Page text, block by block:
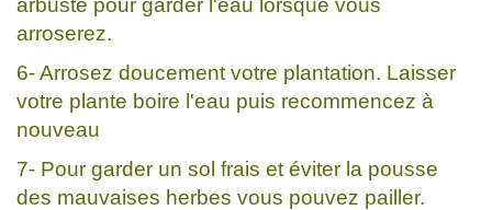
arroserez.
6- Arrosez doucement votre plantation. Laisser
votre plante boire l'eau puis recommencez à
nouveau
7- Pour garder un sol frais et éviter la pousse
des mauvaises herbes vous pouvez pailler.